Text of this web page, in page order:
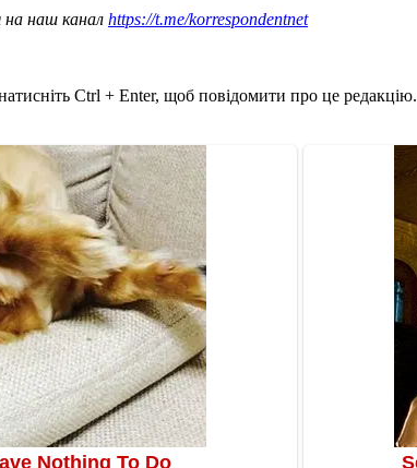
на наш канал https://t.me/korrespondentnet
Ctrl + Enter, щоб повідомити про це редакцію.